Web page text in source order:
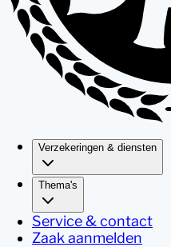
Verzekeringen & diensten
Thema's
Service & contact
Zaak aanmelden